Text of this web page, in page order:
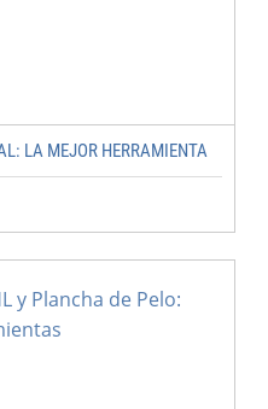
LA MEJOR HERRAMIENTA